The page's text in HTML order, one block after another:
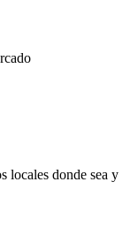
locales donde sea y